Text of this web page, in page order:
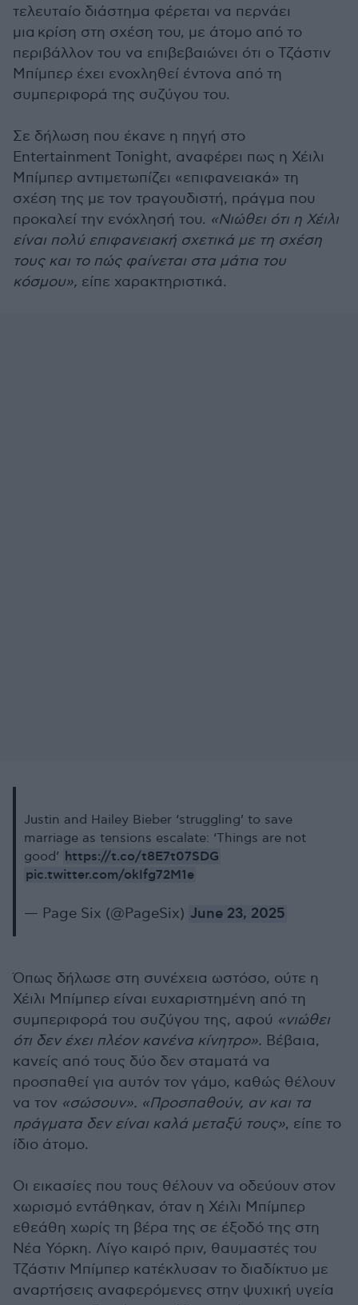
τελευταίο διάστημα φέρεται να περνάει
μια κρίση στη σχέση του, με άτομο από το
περιβάλλον του να επιβεβαιώνει ότι ο Τζάστιν
Μπίμπερ έχει ενοχληθεί έντονα από τη
συμπεριφορά της συζύγου του.
Σε δήλωση που έκανε η πηγή στο
Entertainment Tonight, αναφέρει πως η Χέιλι
Μπίμπερ αντιμετωπίζει «επιφανειακά» τη
σχέση της με τον τραγουδιστή, πράγμα που
προκαλεί την ενόχλησή του. «Νιώθει ότι η Χέιλι
είναι πολύ επιφανειακή σχετικά με τη σχέση
τους και το πώς φαίνεται στα μάτια του
κόσμου», είπε χαρακτηριστικά.
Justin and Hailey Bieber ‘struggling’ to save
marriage as tensions escalate: ‘Things are not
good’ https://t.co/t8E7t07SDG
pic.twitter.com/okIfg72M1e
— Page Six (@PageSix) June 23, 2025
Όπως δήλωσε στη συνέχεια ωστόσο, ούτε η
Χέιλι Μπίμπερ είναι ευχαριστημένη από τη
συμπεριφορά του συζύγου της, αφού «νιώθει
ότι δεν έχει πλέον κανένα κίνητρο». Βέβαια,
κανείς από τους δύο δεν σταματά να
προσπαθεί για αυτόν τον γάμο, καθώς θέλουν
να τον «σώσουν». «Προσπαθούν, αν και τα
πράγματα δεν είναι καλά μεταξύ τους», είπε το
ίδιο άτομο.
Οι εικασίες που τους θέλουν να οδεύουν στον
χωρισμό εντάθηκαν, όταν η Χέιλι Μπίμπερ
εθεάθη χωρίς τη βέρα της σε έξοδό της στη
Νέα Υόρκη. Λίγο καιρό πριν, θαυμαστές του
Τζάστιν Μπίμπερ κατέκλυσαν το διαδίκτυο με
αναρτήσεις αναφερόμενες στην ψυχική υγεία